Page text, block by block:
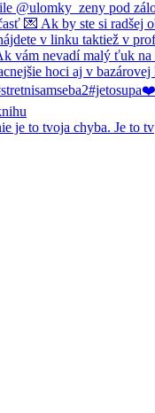
je to tvoja chyba. Je to tv